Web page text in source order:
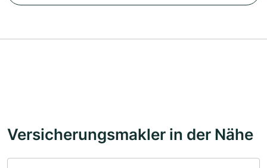
Versicherungsmakler in der Nähe